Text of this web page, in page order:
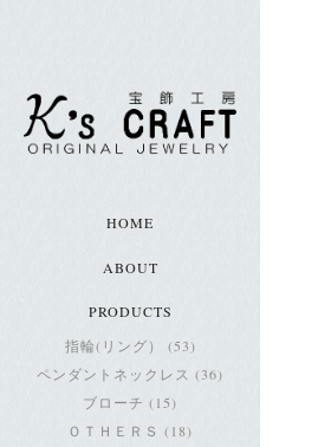
HOME
ABOUT
PRODUCTS
指輪(リング） (53)
ペンダントネックレス (36)
ブローチ (15)
ＯＴＨＥＲＳ (18)